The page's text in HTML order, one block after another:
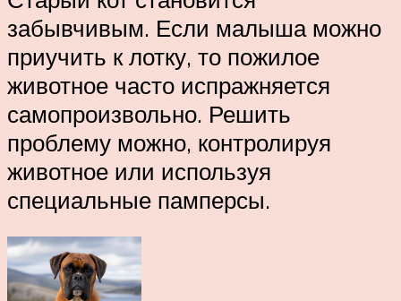
забывчивым. Если малыша можно
приучить к лотку, то пожилое
животное часто испражняется
самопроизвольно. Решить
проблему можно, контролируя
животное или используя
специальные памперсы.